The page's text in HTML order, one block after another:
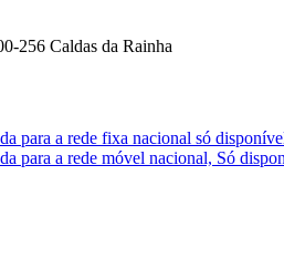
256 Caldas da Rainha
para a rede fixa nacional só
para a rede móvel nacional, Só